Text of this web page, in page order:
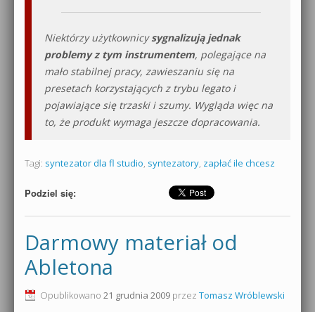
Niektórzy użytkownicysygnalizują jednak
problemy z tym instrumentem, polegające na
mało stabilnej pracy, zawieszaniu się na
presetach korzystających z trybu legato i
pojawiające się trzaski i szumy. Wygląda więc na
to, że produkt wymaga jeszcze dopracowania.
Tagi: syntezator dla fl studio, syntezatory, zapłać ile chcesz
Podziel się:
Darmowy materiał od
Abletona
Opublikowano 21 grudnia 2009 przez Tomasz Wróblewski